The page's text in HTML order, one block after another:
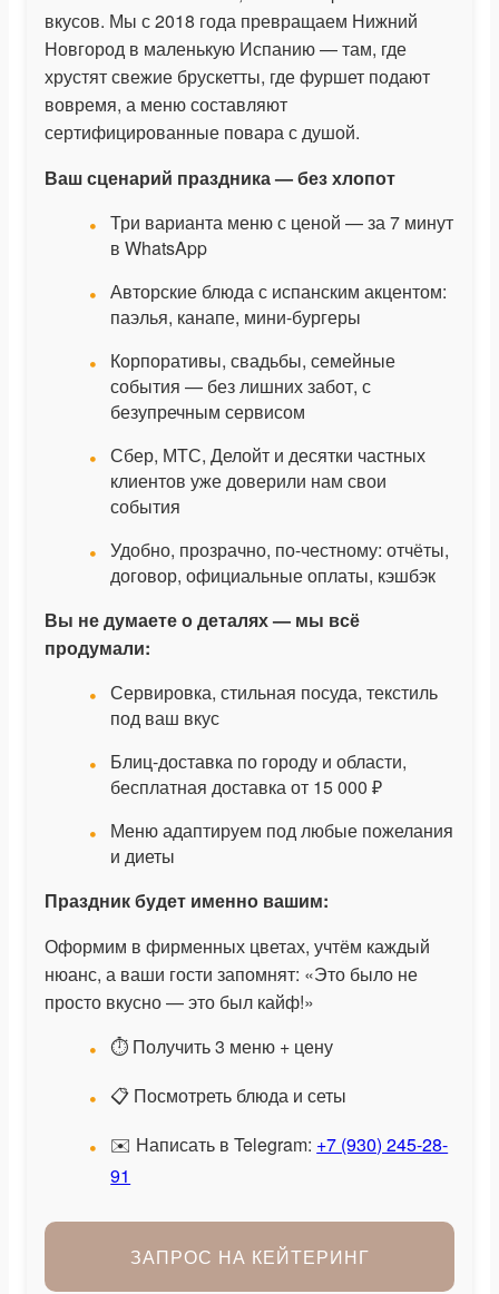
вкусов. Мы с 2018 года превращаем Нижний
Новгород в маленькую Испанию — там, где
хрустят свежие брускетты, где фуршет подают
вовремя, а меню составляют
сертифицированные повара с душой.
Ваш сценарий праздника — без хлопот
Три варианта меню с ценой — за 7 минут
в WhatsApp
Авторские блюда с испанским акцентом:
паэлья, канапе, мини-бургеры
Корпоративы, свадьбы, семейные
события — без лишних забот, с
безупречным сервисом
Сбер, МТС, Делойт и десятки частных
клиентов уже доверили нам свои
события
Удобно, прозрачно, по-честному: отчёты,
договор, официальные оплаты, кэшбэк
Вы не думаете о деталях — мы всё
продумали:
Сервировка, стильная посуда, текстиль
под ваш вкус
Блиц-доставка по городу и области,
бесплатная доставка от 15 000 ₽
Меню адаптируем под любые пожелания
и диеты
Праздник будет именно вашим:
Оформим в фирменных цветах, учтём каждый
нюанс, а ваши гости запомнят: «Это было не
просто вкусно — это был кайф!»
⏱️ Получить 3 меню + цену
📋 Посмотреть блюда и сеты
✉️ Написать в Telegram: +7 (930) 245-28-
91
ЗАПРОС НА КЕЙТЕРИНГ